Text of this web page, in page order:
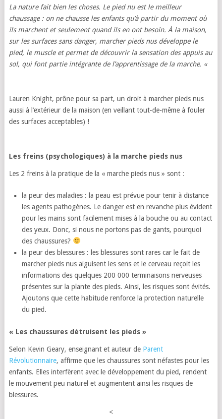
La nature fait bien les choses. Le pied nu est le meilleur
chaussage : on ne chausse les enfants qu’à partir du moment où
ils marchent et seulement quand ils en ont besoin. À la maison,
sur les surfaces sans danger, marcher pieds nus développe le
pied, le muscle et permet de découvrir la sensation des appuis au
sol, qui font partie intégrante de l’apprentissage de la marche. «
Lauren Knight, prône pour sa part, un droit à marcher pieds nus
aussi à l’extérieur de la maison (en veillant tout-de-même à fouler
des surfaces acceptables) !
Les freins (psychologiques) à la marche pieds nus
Les 2 freins à la pratique de la « marche pieds nus » sont :
la peur des maladies : la peau est prévue pour tenir à distance
les agents pathogènes. Le danger est en revanche plus évident
pour les mains sont facilement mises à la bouche ou au contact
des yeux. Donc, si nous ne portons pas de gants, pourquoi
des chaussures?
la peur des blessures : les blessures sont rares car le fait de
marcher pieds nus aiguisent les sens et le cerveau reçoit les
informations des quelques 200 000 terminaisons nerveuses
présentes sur la plante des pieds. Ainsi, les risques sont évités.
Ajoutons que cette habitude renforce la protection naturelle
du pied.
« Les chaussures détruisent les pieds »
Selon Kevin Geary, enseignant et auteur de Parent
Révolutionnaire, affirme que les chaussures sont néfastes pour les
enfants. Elles interfèrent avec le développement du pied, rendent
le mouvement peu naturel et augmentent ainsi les risques de
blessures.
<